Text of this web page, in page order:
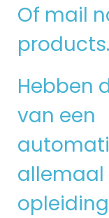
Of mail
Hebben
van een
allemaal